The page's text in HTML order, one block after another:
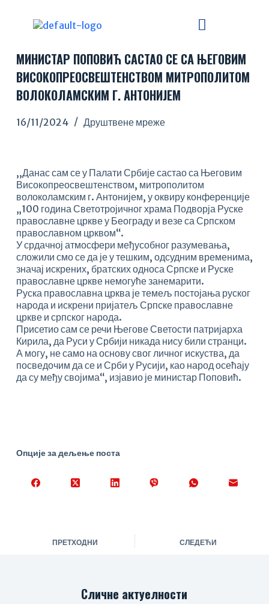
o
МИНИСТАР ПОПОВИЋ САСТАО СЕ СА ЊЕГОВИМ
ВИСОКОПРЕОСВЕШТЕНСТВОМ МИТРОПОЛИТОМ
ВОЛОКОЛАМСКИМ Г. АНТОНИЈЕМ
16/11/2024 Друштвене мреже
,,Данас сам се у Палати Србије састао са Његовим
Високопреосвештенством, митрополитом
волоколамским г. Антонијем, у оквиру конференције
„100 година Светотројичног храма Подворја Руске
православне цркве у Београду и везе са Српском
православном црквом“.
У срдачној атмосфери међусобног разумевања,
сложили смо се да је у тешким, одсудним временима,
значај искрених, братских односа Српске и Руске
православне цркве немогуће занемарити.
Руска православна црква је темељ постојања руског
народа и искрени пријатељ Српске православне
цркве и српског народа.
Присетио сам се речи Његове Светости патријарха
Кирила, да Руси у Србији никада нису били странци.
А могу, не само на основу свог личног искуства, да
посведочим да се и Срби у Русији, као народ осећају
да су међу својима“, изјавио је министар Поповић.
Опције за дељење поста
ПРЕТХОДНИ СЛЕДЕЋИ
Сличне актуелности